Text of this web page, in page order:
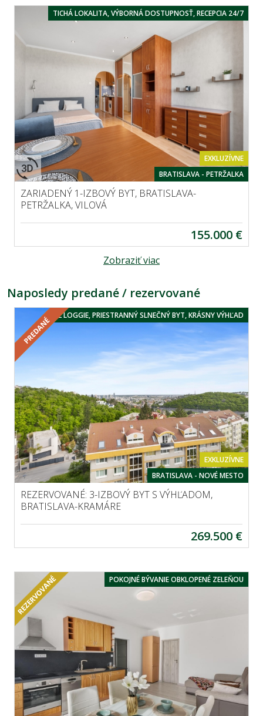
TICHÁ LOKALITA, VÝBORNÁ DOSTUPNOSŤ, RECEPCIA 24/7
EXKLUZÍVNE
BRATISLAVA - PETRŽALKA
ZARIADENÝ 1-IZBOVÝ BYT, BRATISLAVA-
PETRŽALKA, VILOVÁ
155.000 €
Zobraziť viac
Naposledy predané / rezervované
2 LOGGIE, PRIESTRANNÝ SLNEČNÝ BYT, KRÁSNY VÝHĽAD
EXKLUZÍVNE
BRATISLAVA - NOVÉ MESTO
REZERVOVANÉ: 3-IZBOVÝ BYT S VÝHĽADOM,
BRATISLAVA-KRAMÁRE
269.500 €
POKOJNÉ BÝVANIE OBKLOPENÉ ZELEŇOU